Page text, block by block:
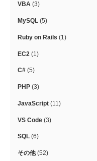
VBA (3)
MySQL (5)
Ruby on Rails (1)
EC2 (1)
C# (5)
PHP (3)
JavaScript (11)
VS Code (3)
SQL (6)
その他(52)